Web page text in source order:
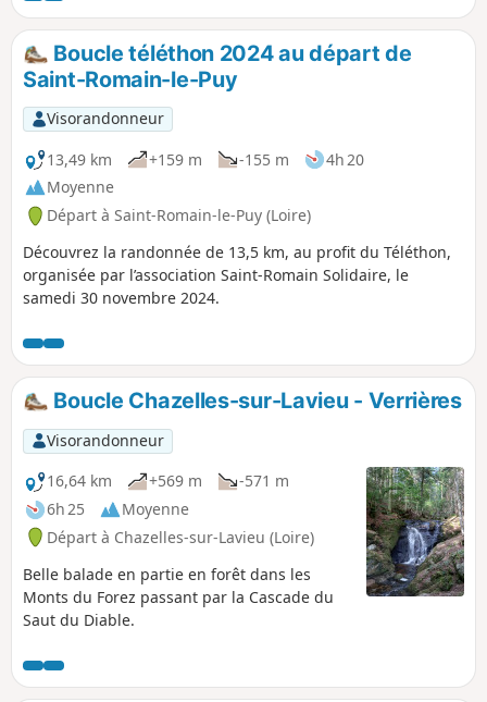
Boucle téléthon 2024 au départ de
Saint-Romain-le-Puy
Visorandonneur
13,49 km
+159 m -155 m
4h 20
Moyenne
Départ à Saint-Romain-le-Puy (Loire)
Découvrez la randonnée de 13,5 km, au profit du Téléthon,
organisée par l’association Saint-Romain Solidaire, le
samedi 30 novembre 2024.
Boucle Chazelles-sur-Lavieu - Verrières
Visorandonneur
16,64 km
+569 m
-571 m
6h 25
Moyenne
Départ à Chazelles-sur-Lavieu (Loire)
Belle balade en partie en forêt dans les
Monts du Forez passant par la Cascade du
Saut du Diable.